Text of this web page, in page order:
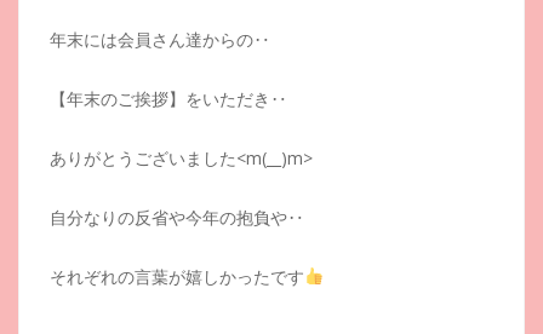
年末には会員さん達からの‥
【年末のご挨拶】をいただき‥
ありがとうございました<m(__)m>
自分なりの反省や今年の抱負や‥
それぞれの言葉が嬉しかったです